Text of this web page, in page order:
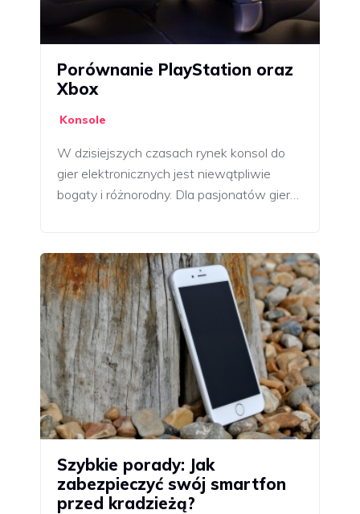
Porównanie PlayStation oraz
Xbox
Konsole
W dzisiejszych czasach rynek konsol do
gier elektronicznych jest niewątpliwie
bogaty i różnorodny. Dla pasjonatów gier…
Szybkie porady: Jak
zabezpieczyć swój smartfon
przed kradzieżą?